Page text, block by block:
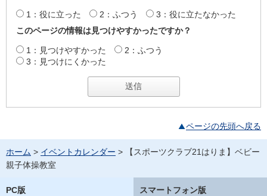
1：役に立った 2：ふつう
3：役に立たなかった
このページの情報は見つけやすかったですか？
1：見つけやすかった
2：ふつう
3：見つけにくかった
ページの先頭へ戻る
ホーム > イベントカレンダー > 【スポーツクラブ21はりま】ベビー
親子体操教室
PC版 スマートフォン版